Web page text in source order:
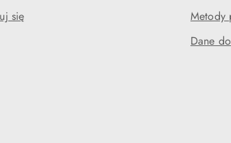
się
Metody
Dane